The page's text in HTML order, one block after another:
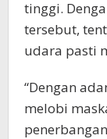
tinggi.
tersebut,
udara pasti
“Dengan
melobi